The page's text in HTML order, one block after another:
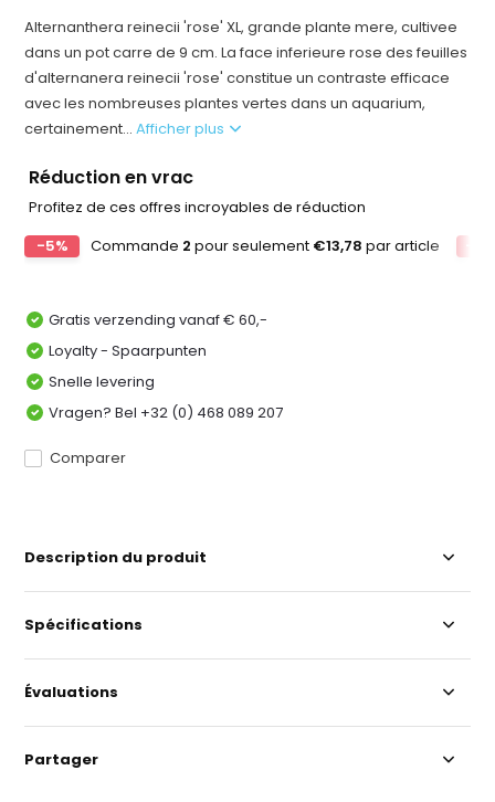
Alternanthera reinecii 'rose' XL, grande plante mere, cultivee
dans un pot carre de 9 cm. La face inferieure rose des feuilles
d'alternanera reinecii 'rose' constitue un contraste efficace
avec les nombreuses plantes vertes dans un aquarium,
certainement...Afficher plus
Réduction en vrac
Profitez de ces offres incroyables de réduction
-5%
Commande 2 pour seulement €13,78 par article
Gratis verzending vanaf € 60,-
Loyalty - Spaarpunten
Snelle levering
Vragen? Bel +32 (0) 468 089 207
Comparer
Description du produit
Spécifications
Évaluations
Partager